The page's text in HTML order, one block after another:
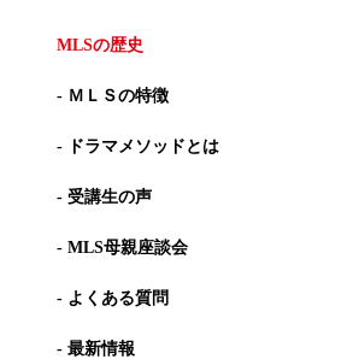
MLSの歴史
- ＭＬＳの特徴
- ドラマメソッドとは
- 受講生の声
- MLS母親座談会
- よくある質問
- 最新情報